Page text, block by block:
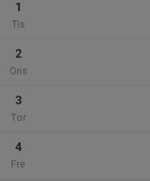
1
Tis
2
Ons
3
Tor
4
Fre